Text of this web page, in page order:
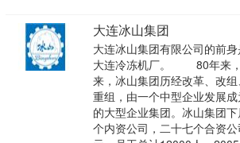
大连冰山集团
大连冰山集团有限公司的前
大连冷冻机厂。 80年来，
来，冰山集团历经改革、改组
重组，由一个中型企业发展
的大型企业集团。冰山集团
个内资公司，二十七个合资